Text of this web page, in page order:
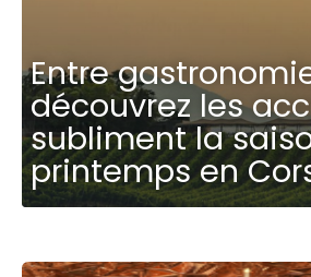
Entre
découvrez les
subliment la
printemps en